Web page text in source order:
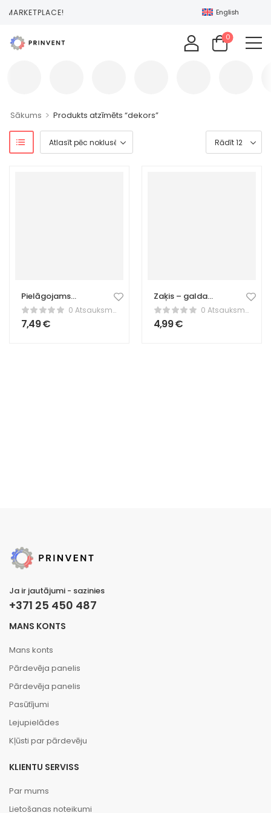
MARKETPLACE! English
0
Sākums > Produkts atzīmēts “dekors”
Pielāgojams
atslēgu piekariņš
– personalizēta
vārda zīme
0 Atsauksmes
7,49€
Zaķis – galda
dekors
0 Atsauksmes
4,99€
Ja ir jautājumi - sazinies
+371 25 450 487
MANS KONTS
Mans konts
Pārdevēja panelis
Pārdevēja panelis
Pasūtījumi
Lejupielādes
Kļūsti par pārdevēju
KLIENTU SERVISS
Par mums
Lietošanas noteikumi